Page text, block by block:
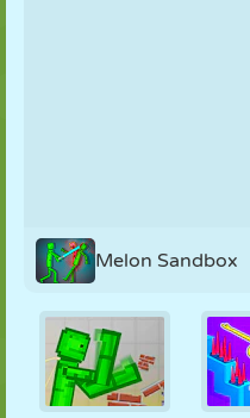
Melon Sandbox